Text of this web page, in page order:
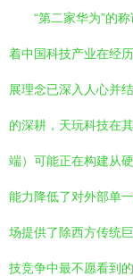
“第二家华为”的
着中国科技产业在经
展理念已深入人心并
的深耕，天玩科技在
端）可能正在构建从
能力降低了对外部单
场提供了除西方传统
技竞争中最不愿看到